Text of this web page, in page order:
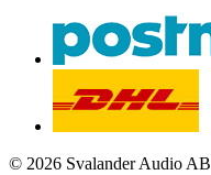
© 2026 Svalander Audio AB